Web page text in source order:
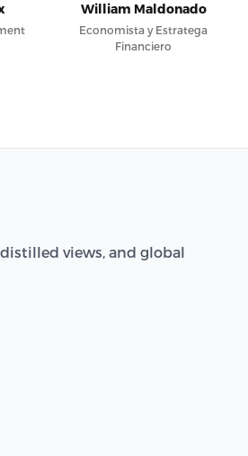
William Maldonado
Economista y Estratega
Financiero
views, and global